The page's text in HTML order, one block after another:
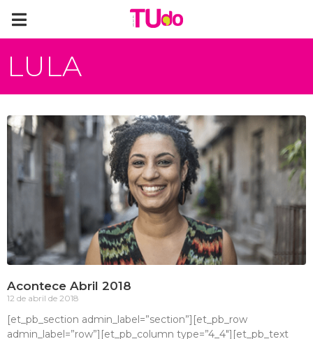
LULA
Acontece Abril 2018
12 de abril de 2018
[et_pb_section admin_label=”section”][et_pb_row
admin_label=”row”][et_pb_column type=”4_4″][et_pb_text